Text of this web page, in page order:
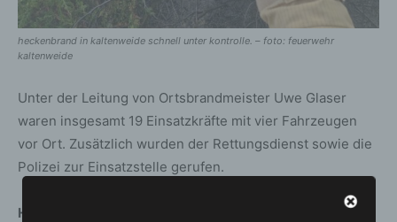
heckenbrand in kaltenweide schnell unter kontrolle. – foto: feuerwehr
kaltenweide
Unter der Leitung von Ortsbrandmeister Uwe Glaser
waren insgesamt 19 Einsatzkräfte mit vier Fahrzeugen
vor Ort. Zusätzlich wurden der Rettungsdienst sowie die
Polizei zur Einsatzstelle gerufen.
Hinweis: